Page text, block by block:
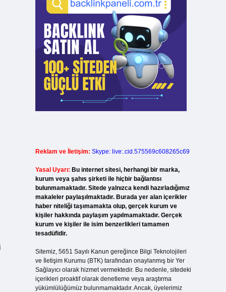
Reklam ve İletişim: Skype: live:.cid.575569c608265c69
Yasal Uyarı: Bu internet sitesi, herhangi bir marka,
kurum veya şahıs şirketi ile hiçbir bağlantısı
bulunmamaktadır. Sitede yalnızca kendi hazırladığımız
makaleler paylaşılmaktadır. Burada yer alan içerikler
haber niteliği taşımamakta olup, gerçek kurum ve
kişiler hakkında paylaşım yapılmamaktadır. Gerçek
kurum ve kişiler ile isim benzerlikleri tamamen
tesadüfidir.
Sitemiz, 5651 Sayılı Kanun gereğince Bilgi Teknolojileri
ve İletişim Kurumu (BTK) tarafından onaylanmış bir Yer
Sağlayıcı olarak hizmet vermektedir. Bu nedenle, sitedeki
içerikleri proaktif olarak denetleme veya araştırma
yükümlülüğümüz bulunmamaktadır. Ancak, üyelerimiz